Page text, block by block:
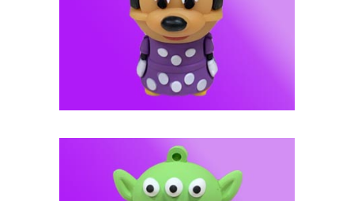
فلش مموری عروسکی -- کد J121